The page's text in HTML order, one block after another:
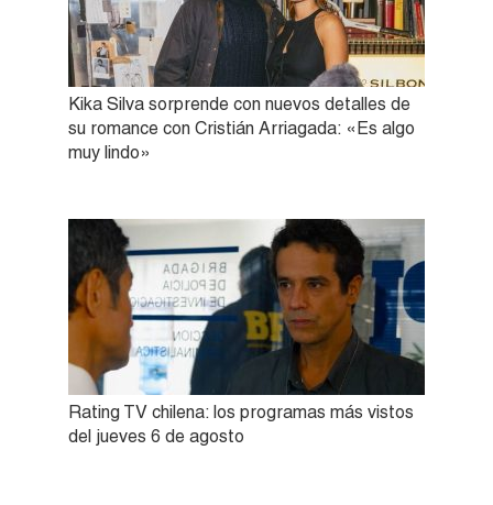
Kika Silva sorprende con nuevos detalles de
su romance con Cristián Arriagada: «Es algo
muy lindo»
Rating TV chilena: los programas más vistos
del jueves 6 de agosto